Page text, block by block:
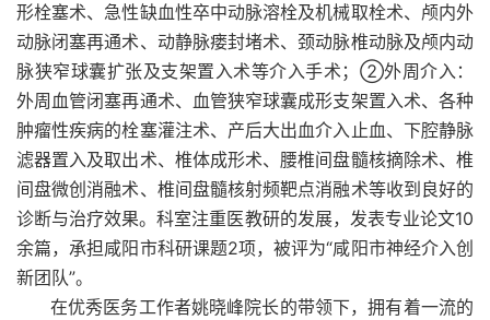
形栓塞术、急性缺血性卒中动脉溶栓及机械取栓术、颅内外
动脉闭塞再通术、动静脉瘘封堵术、颈动脉椎动脉及颅内动
脉狭窄球囊扩张及支架置入术等介入手术；②外周介入：
外周血管闭塞再通术、血管狭窄球囊成形支架置入术、各种
肿瘤性疾病的栓塞灌注术、产后大出血介入止血、下腔静脉
滤器置入及取出术、椎体成形术、腰椎间盘髓核摘除术、椎
间盘微创消融术、椎间盘髓核射频靶点消融术等收到良好的
诊断与治疗效果。科室注重医教研的发展，发表专业论文10
余篇，承担咸阳市科研课题2项，被评为“咸阳市神经介入创
新团队”。
在优秀医务工作者姚晓峰院长的带领下，拥有着一流的